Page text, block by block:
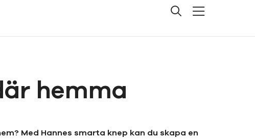
hemma
Med Hannes smarta knep kan du skapa en